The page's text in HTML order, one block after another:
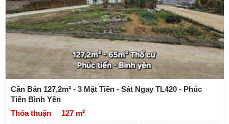
Cần Bán 127,2m² - 3 Mặt Tiền - Sát Ngay TL420 - Phúc
Tiến Bình Yên
Thỏa thuận
127 m²